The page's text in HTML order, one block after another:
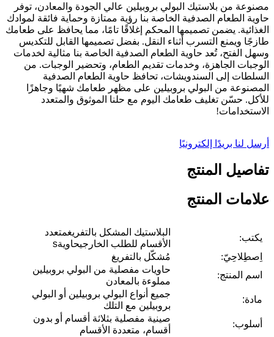
مصنوعة من بلاستيك البولي بروبيلين عالي الجودة والمعادن، توفر
حاوية الطعام الصدفية الخاصة بنا رؤية ممتازة وحماية فائقة لموادك
الغذائية. يضمن تصميمها المحكم إغلاقًا تامًا، مما يحافظ على طعامك
طازجًا ويمنع التسرب أثناء النقل. بفضل تصميمها القابل للتكديس
وسهل الفتح، تُعد حاوية الطعام الصدفية الخاصة بنا مثالية لخدمات
الوجبات الجاهزة، وخدمات تقديم الطعام، وتحضير الوجبات. من
السلطات إلى السندويشات، تحافظ حاوية الطعام الصدفية
المصنوعة من البولي بروبيلين على مظهر طعامك شهيًا وجاهزًا
للأكل. حسّن تغليف طعامك اليوم مع حلنا الموثوق والمتعدد
الاستخدامات!
أرسل لنا بريدًا إلكترونيًا
تفاصيل المنتج
علامات المنتج
يكتب:
البلاستيك المشكل بالتفريغمتعدد
الأقسام للطلب الخارجيحاويةs
اِصطِلاحِيّ:
مُشكّل بالتفريغ
اسم المنتج:
حاويات مفصلية من البولي بروبيلين
مملوءة بالمعادن
مادة:
جميع أنواع البولي بروبيلين أو البولي
بروبيلين مع التلك
أسلوب:
صينية مفصلية بثلاثة أقسام أو بدون
أقسام، متعددة الأقسام